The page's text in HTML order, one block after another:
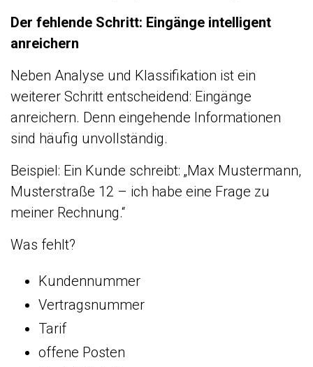
Der fehlende Schritt: Eingänge intelligent
anreichern
Neben Analyse und Klassifikation ist ein
weiterer Schritt entscheidend: Eingänge
anreichern. Denn eingehende Informationen
sind häufig unvollständig.
Beispiel: Ein Kunde schreibt: „Max Mustermann,
Musterstraße 12 – ich habe eine Frage zu
meiner Rechnung.“
Was fehlt?
Kundennummer
Vertragsnummer
Tarif
offene Posten